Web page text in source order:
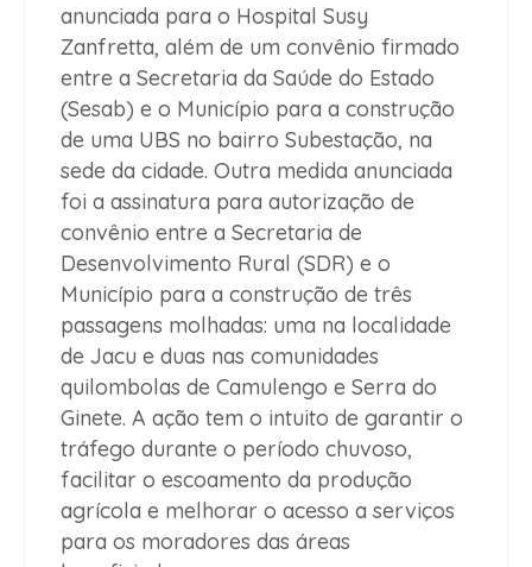
anunciada para o Hospital Susy
Zanfretta, além de um convênio firmado
entre a Secretaria da Saúde do Estado
(Sesab) e o Município para a construção
de uma UBS no bairro Subestação, na
sede da cidade. Outra medida anunciada
foi a assinatura para autorização de
convênio entre a Secretaria de
Desenvolvimento Rural (SDR) e o
Município para a construção de três
passagens molhadas: uma na localidade
de Jacu e duas nas comunidades
quilombolas de Camulengo e Serra do
Ginete. A ação tem o intuito de garantir o
tráfego durante o período chuvoso,
facilitar o escoamento da produção
agrícola e melhorar o acesso a serviços
para os moradores das áreas